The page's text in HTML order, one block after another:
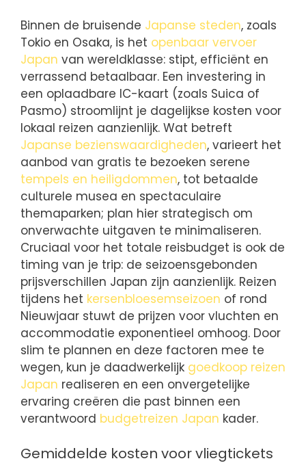
Binnen de bruisende Japanse steden, zoals
Tokio en Osaka, is het openbaar vervoer
Japan van wereldklasse: stipt, efficiënt en
verrassend betaalbaar. Een investering in
een oplaadbare IC-kaart (zoals Suica of
Pasmo) stroomlijnt je dagelijkse kosten voor
lokaal reizen aanzienlijk. Wat betreft
Japanse bezienswaardigheden, varieert het
aanbod van gratis te bezoeken serene
tempels en heiligdommen, tot betaalde
culturele musea en spectaculaire
themaparken; plan hier strategisch om
onverwachte uitgaven te minimaliseren.
Cruciaal voor het totale reisbudget is ook de
timing van je trip: de seizoensgebonden
prijsverschillen Japan zijn aanzienlijk. Reizen
tijdens het kersenbloesemseizoen of rond
Nieuwjaar stuwt de prijzen voor vluchten en
accommodatie exponentieel omhoog. Door
slim te plannen en deze factoren mee te
wegen, kun je daadwerkelijk goedkoop reizen
Japan realiseren en een onvergetelijke
ervaring creëren die past binnen een
verantwoord budgetreizen Japan kader.
Gemiddelde kosten voor vliegtickets